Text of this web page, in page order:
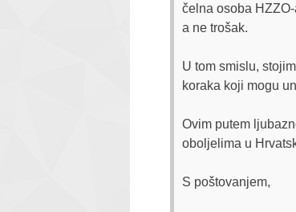
čelna osoba
a ne trošak.
U tom smislu,
koraka koji mogu
Ovim putem
oboljelima u
S poštovanjem,